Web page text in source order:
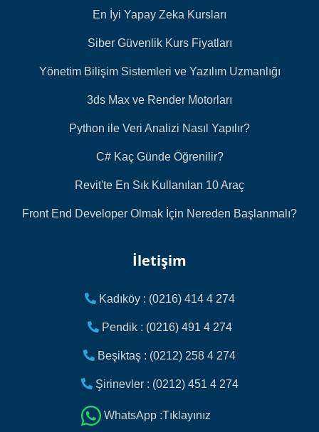
En İyi Yapay Zeka Kursları
Siber Güvenlik Kurs Fiyatları
Yönetim Bilişim Sistemleri ve Yazılım Uzmanlığı
3ds Max ve Render Motorları
Python ile Veri Analizi Nasıl Yapılır?
C# Kaç Günde Öğrenilir?
Revit'te En Sık Kullanılan 10 Araç
Front End Developer Olmak İçin Nereden Başlanmalı?
İletişim
Kadıköy : (0216) 414 4 274
Pendik : (0216) 491 4 274
Beşiktaş : (0212) 258 4 274
Şirinevler : (0212) 451 4 274
WhatsApp :Tıklayınız